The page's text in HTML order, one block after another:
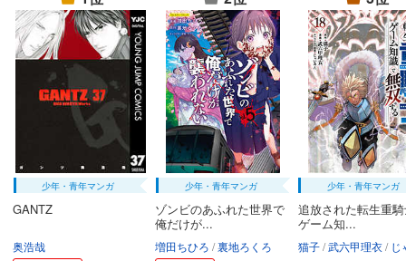
少年・青年マンガ
GANTZ
奥浩哉
少年・青年マンガ
ゾンビのあふれた世界で
俺だけが...
増田ちひろ 裏地ろくろ
少年・青年マンガ
追放された転生重
ゲーム知...
猫子 武六甲理衣 じゃ